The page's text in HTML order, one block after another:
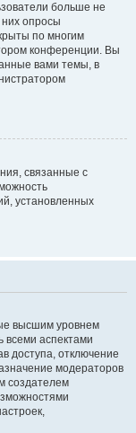
больше не
опросы
по многим
конференции. Вы
вами темы, в
связанные с
установленных
высшим уровнем
всеми аспектами
доступа, отключение
модераторов
создателем